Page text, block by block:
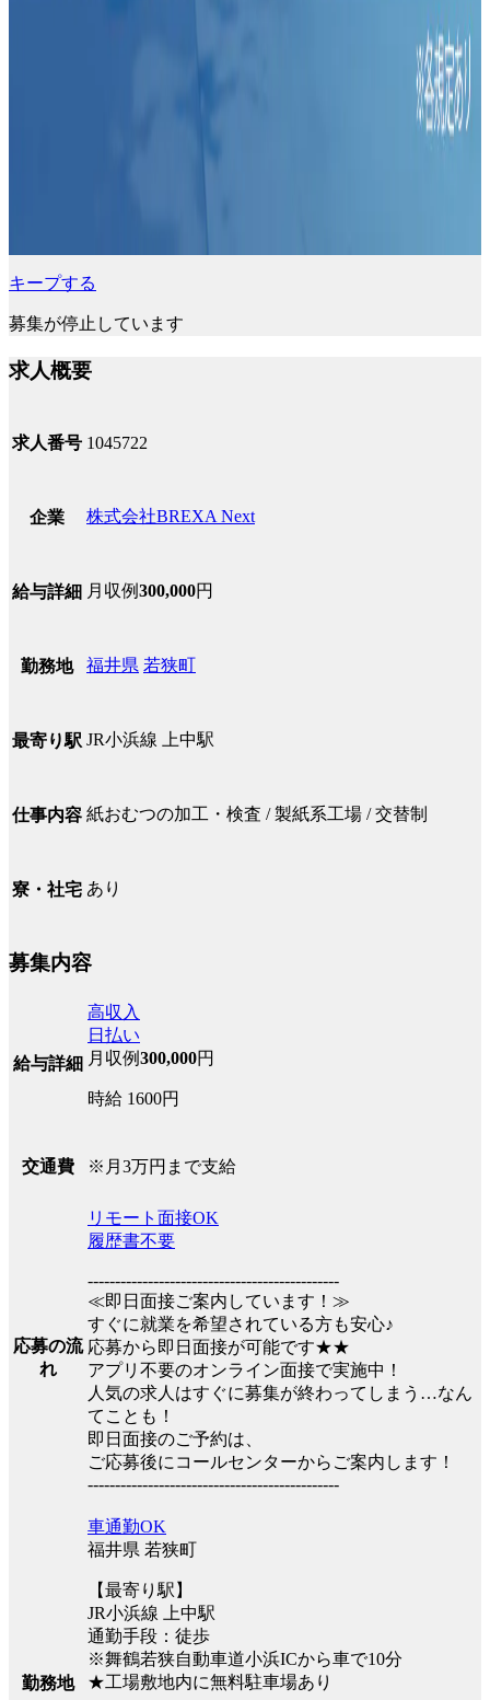
キープする
募集が停止しています
求人概要
求人番号 1045722
企業 株式会社BREXA Next
給与詳細 月収例300,000円
勤務地 福井県 若狭町
最寄り駅 JR小浜線 上中駅
仕事内容 紙おむつの加工・検査 / 製紙系工場 / 交替制
寮・社宅 あり
募集内容
給与詳細
高収入
日払い
月収例300,000円
時給 1600円
交通費 ※月3万円まで支給
応募の流
れ
リモート面接OK
履歴書不要
----------------------------------------------
≪即日面接ご案内しています！≫
すぐに就業を希望されている方も安心♪
応募から即日面接が可能です★★
アプリ不要のオンライン面接で実施中！
人気の求人はすぐに募集が終わってしまう…なん
てことも！
即日面接のご予約は、
ご応募後にコールセンターからご案内します！
----------------------------------------------
勤務地
車通勤OK
福井県 若狭町
【最寄り駅】
JR小浜線 上中駅
通勤手段：徒歩
※舞鶴若狭自動車道小浜ICから車で10分
★工場敷地内に無料駐車場あり